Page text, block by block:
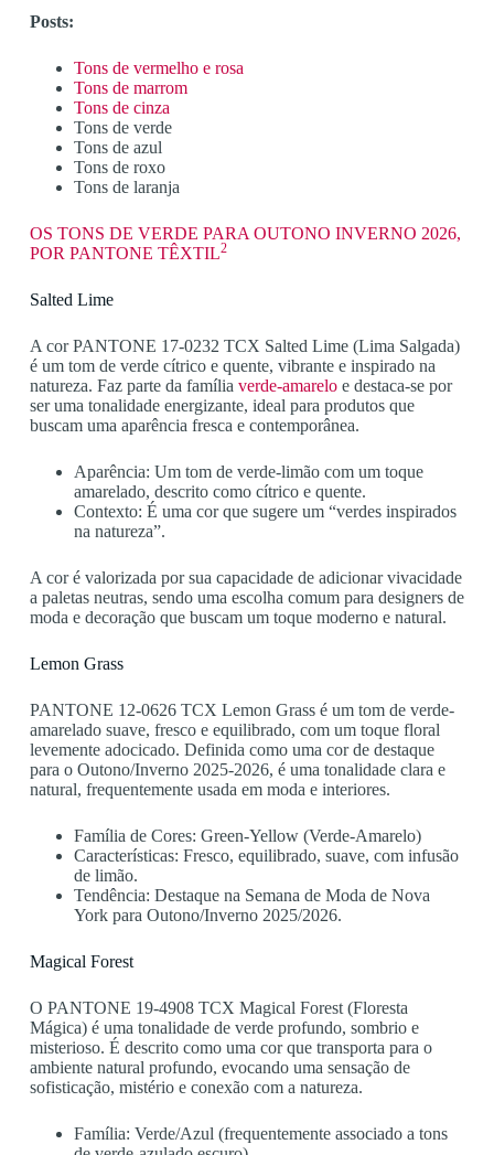
Posts:
Tons de vermelho e rosa
Tons de marrom
Tons de cinza
Tons de verde
Tons de azul
Tons de roxo
Tons de laranja
OS TONS DE VERDE PARA OUTONO INVERNO 2026,
POR PANTONE TÊXTIL2
Salted Lime
A cor PANTONE 17-0232 TCX Salted Lime (Lima Salgada)
é um tom de verde cítrico e quente, vibrante e inspirado na
natureza. Faz parte da família verde-amareloe destaca-se por
ser uma tonalidade energizante, ideal para produtos que
buscam uma aparência fresca e contemporânea.
Aparência: Um tom de verde-limão com um toque
amarelado, descrito como cítrico e quente.
Contexto: É uma cor que sugere um “verdes inspirados
na natureza”.
A cor é valorizada por sua capacidade de adicionar vivacidade
a paletas neutras, sendo uma escolha comum para designers de
moda e decoração que buscam um toque moderno e natural.
Lemon Grass
PANTONE 12-0626 TCX Lemon Grass é um tom de verde-
amarelado suave, fresco e equilibrado, com um toque floral
levemente adocicado. Definida como uma cor de destaque
para o Outono/Inverno 2025-2026, é uma tonalidade clara e
natural, frequentemente usada em moda e interiores.
Família de Cores: Green-Yellow (Verde-Amarelo)
Características: Fresco, equilibrado, suave, com infusão
de limão.
Tendência: Destaque na Semana de Moda de Nova
York para Outono/Inverno 2025/2026.
Magical Forest
O PANTONE 19-4908 TCX Magical Forest (Floresta
Mágica) é uma tonalidade de verde profundo, sombrio e
misterioso. É descrito como uma cor que transporta para o
ambiente natural profundo, evocando uma sensação de
sofisticação, mistério e conexão com a natureza.
Família: Verde/Azul (frequentemente associado a tons